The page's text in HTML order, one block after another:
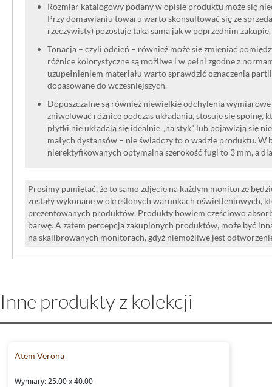
Rozmiar katalogowy podany w opisie produktu może się
Przy domawianiu towaru warto skonsultować się ze
rzeczywisty) pozostaje taka sama jak w poprzednim zakupie.
Tonacja – czyli odcień – również może się zmieniać
różnice kolorystyczne są możliwe i w pełni zgodne z
uzupełnieniem materiału warto sprawdzić oznaczenia
dopasowane do wcześniejszych.
Dopuszczalne są również niewielkie odchylenia
zniwelować różnice podczas układania, stosuje się spoinę,
płytki nie układają się idealnie „na styk” lub pojawiają się
małych dystansów – nie świadczy to o wadzie produktu. W
nierektyfikowanych optymalna szerokość fugi to 3 mm, a
Prosimy pamiętać, że to samo zdjęcie na każdym monitorze
zostały wykonane w określonych warunkach oświetleniowych,
prezentowanych produktów. Produkty bowiem częściowo
barwę. A zatem percepcja zakupionych produktów, może być
na skalibrowanych monitorach, gdyż niemożliwe jest
Inne produkty z kolekcji
Atem Verona
Wymiary: 25.00 x 40.00